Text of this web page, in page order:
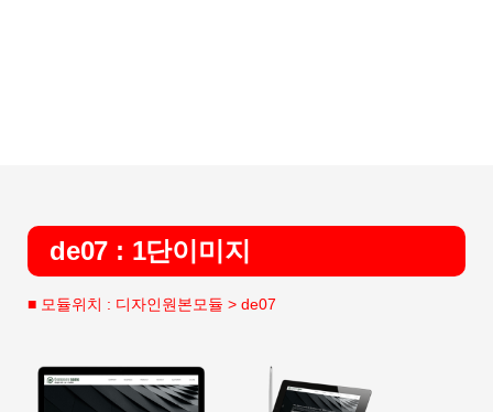
de07 : 1단이미지
■ 모듈위치 : 디자인원본모듈 > de07